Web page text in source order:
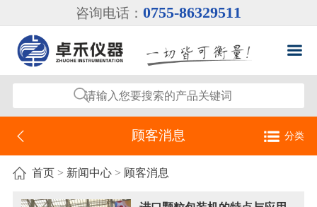
咨询电话： 0755-86329511
顾客消息 分类
行业新闻
公司新闻
首页> 新闻中心> 顾客消息